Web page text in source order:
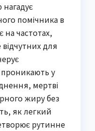
нагадує
помічника в
на частотах,
для
проникають у
мертві
жиру без
як легкий
рутинне